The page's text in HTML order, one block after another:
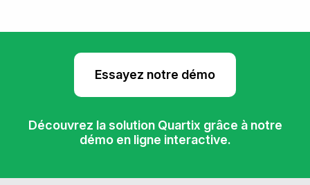
Essayez notre démo
Découvrez la solution Quartix grâce à notre
démo en ligne interactive.